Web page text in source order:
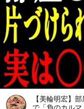
【美輪明宏】